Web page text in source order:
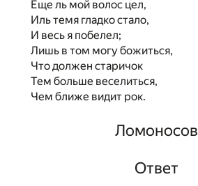
Еще ль мой волос цел,
Иль темя гладко стало,
И весь я побелел;
Лишь в том могу божиться,
Что должен старичок
Тем больше веселиться,
Чем ближе видит рок.
Ломоносов
Ответ